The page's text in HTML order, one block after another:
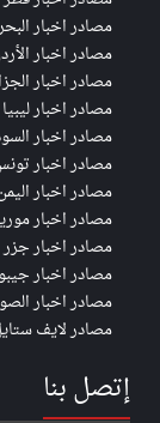
مصادر اخبار
مصادر اخبار
مصادر اخبار
مصادر اخبار ليبيا
مصادر اخبار
مصادر اخبار
مصادر اخبار
مصادر اخبار
مصادر اخبار جزر
مصادر اخبار
مصادر اخبار
مصادر لايف
إتصل بنا